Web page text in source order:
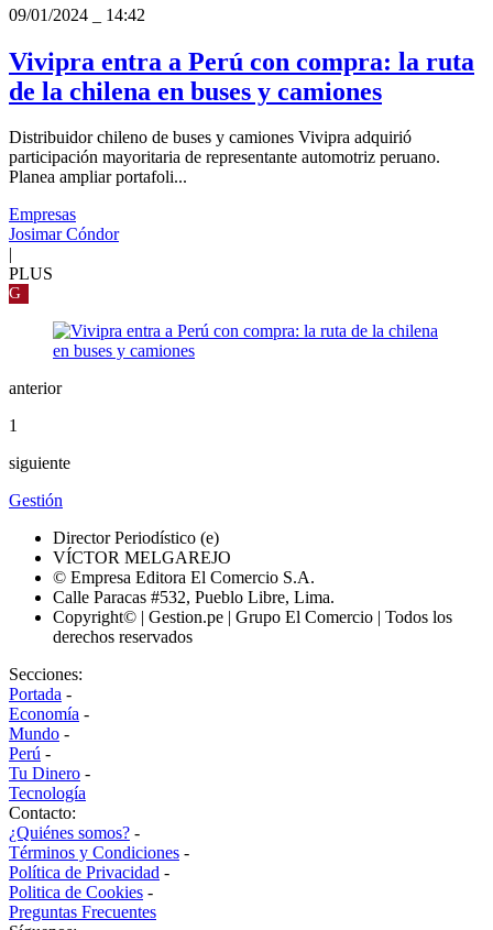
09/01/2024
14:42
Vivipra entra a Perú con compra: la ruta
de la chilena en buses y camiones
Distribuidor chileno de buses y camiones Vivipra adquirió
participación mayoritaria de representante automotriz peruano.
Planea ampliar portafoli...
Empresas
Josimar Cóndor
PLUS
G
anterior
1
siguiente
Gestión
Director Periodístico (e)
VÍCTOR MELGAREJO
© Empresa Editora El Comercio S.A.
Calle Paracas #532, Pueblo Libre, Lima.
Copyright© | Gestion.pe | Grupo El Comercio | Todos los
derechos reservados
Secciones:
Portada -
Economía -
Mundo -
Perú -
Tu Dinero -
Tecnología
Contacto:
¿Quiénes somos? -
Términos y Condiciones -
Política de Privacidad -
Politica de Cookies -
Preguntas Frecuentes